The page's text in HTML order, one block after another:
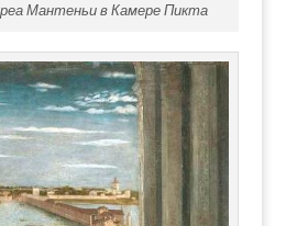
Мантеньи в Камере Пикта